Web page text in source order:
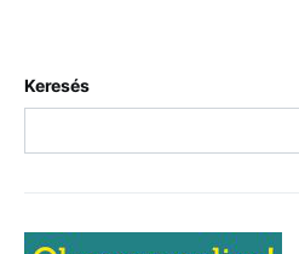
Keresés